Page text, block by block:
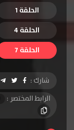
الحلقة 1
الحلقة 4
الحلقة 7
الحلقة 10
شارك :
الرابط المختصر :